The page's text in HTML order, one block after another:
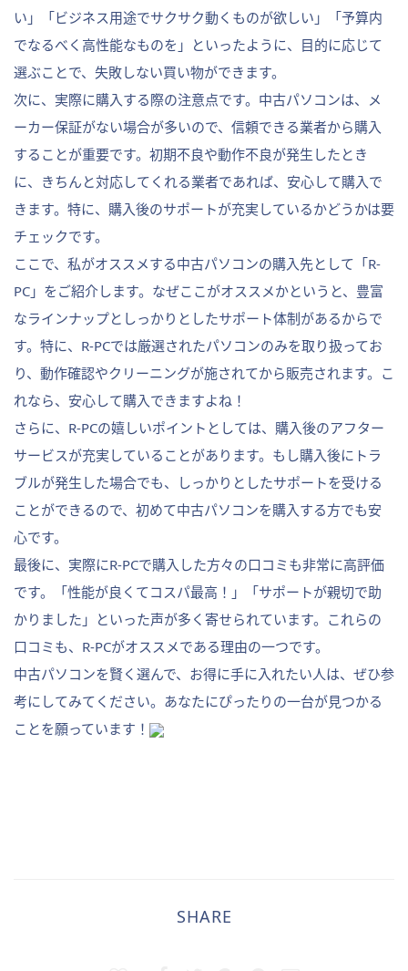
い」「ビジネス用途でサクサク動くものが欲しい」「予算内
でなるべく高性能なものを」といったように、目的に応じて
選ぶことで、失敗しない買い物ができます。
次に、実際に購入する際の注意点です。中古パソコンは、メ
ーカー保証がない場合が多いので、信頼できる業者から購入
することが重要です。初期不良や動作不良が発生したとき
に、きちんと対応してくれる業者であれば、安心して購入で
きます。特に、購入後のサポートが充実しているかどうかは要
チェックです。
ここで、私がオススメする中古パソコンの購入先として「R-
PC」をご紹介します。なぜここがオススメかというと、豊富
なラインナップとしっかりとしたサポート体制があるからで
す。特に、R-PCでは厳選されたパソコンのみを取り扱ってお
り、動作確認やクリーニングが施されてから販売されます。こ
れなら、安心して購入できますよね！
さらに、R-PCの嬉しいポイントとしては、購入後のアフター
サービスが充実していることがあります。もし購入後にトラ
ブルが発生した場合でも、しっかりとしたサポートを受ける
ことができるので、初めて中古パソコンを購入する方でも安
心です。
最後に、実際にR-PCで購入した方々の口コミも非常に高評価
です。「性能が良くてコスパ最高！」「サポートが親切で助
かりました」といった声が多く寄せられています。これらの
口コミも、R-PCがオススメである理由の一つです。
中古パソコンを賢く選んで、お得に手に入れたい人は、ぜひ参
考にしてみてください。あなたにぴったりの一台が見つかる
ことを願っています！
SHARE